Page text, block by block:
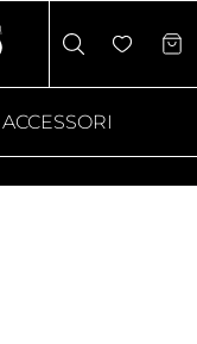
ACCESSORI